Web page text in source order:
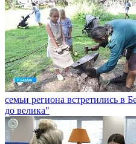
семьи региона встретились в
до велика"